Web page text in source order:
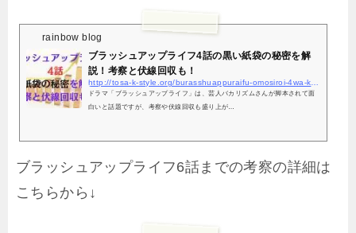
rainbow blog
ブラッシュアップライフ4話の黒い紙袋の秘密を解
説！考察と伏線回収も！
ドラマ「ブラッシュアップライフ」は、芸人バカリズムさんが脚本されて面
白いと話題ですが、考察や伏線回収も盛り上が…
ブラッシュアップライフ6話までの考察の詳細は
こちらから↓